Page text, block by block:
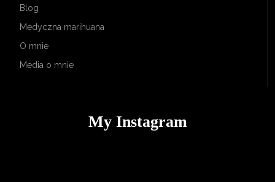
Blog
Medyczna marihuana
O mnie
Media o mnie
My Instagram